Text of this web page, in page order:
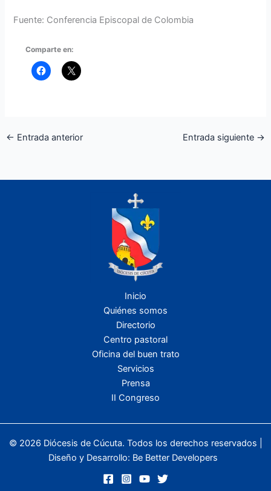
Fuente: Conferencia Episcopal de Colombia
Comparte en:
← Entrada anterior Entrada siguiente →
Inicio
Quiénes somos
Directorio
Centro pastoral
Oficina del buen trato
Servicios
Prensa
II Congreso
© 2026 Diócesis de Cúcuta. Todos los derechos reservados |
Diseño y Desarrollo: Be Better Developers